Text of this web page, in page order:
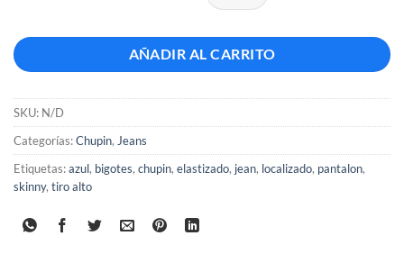
AÑADIR AL CARRITO
SKU: N/D
Categorías:Chupin, Jeans
Etiquetas:azul, bigotes, chupin, elastizado, jean, localizado, pantalon,
skinny, tiro alto